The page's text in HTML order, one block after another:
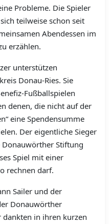
Probleme. Die Spieler
teilweise schon seit
Abendessen im
erzählen.
unterstützen
Donau-Ries. Sie
Fußballspielen
denen, die nicht auf der
eine Spendensumme
Der eigentliche Sieger
Stiftung
Spiel mit einer
rechnen darf.
Sailer und der
Donauwörther
in ihren kurzen